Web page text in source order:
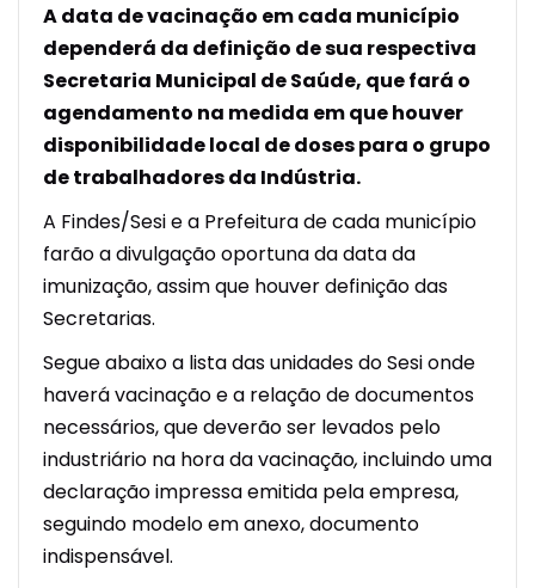
A data de vacinação em cada município
dependerá da definição de sua respectiva
Secretaria Municipal de Saúde, que fará o
agendamento na medida em que houver
disponibilidade local de doses para o grupo
de trabalhadores da Indústria.
A Findes/Sesi e a Prefeitura de cada município
farão a divulgação oportuna da data da
imunização, assim que houver definição das
Secretarias.
Segue abaixo a lista das unidades do Sesi onde
haverá vacinação e a relação de documentos
necessários, que deverão ser levados pelo
industriário na hora da vacinação, incluindo uma
declaração impressa emitida pela empresa,
seguindo modelo em anexo, documento
indispensável.